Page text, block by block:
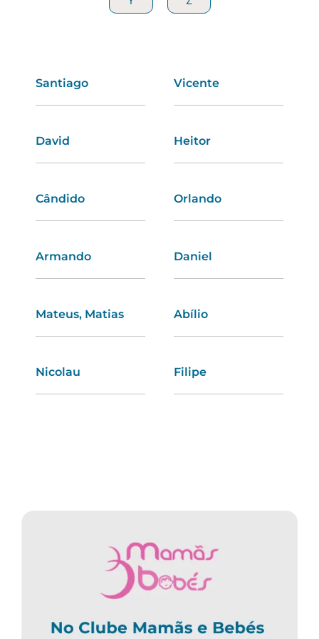
Santiago Vicente
David Heitor
Cândido Orlando
Armando Daniel
Mateus, Matias Abílio
Nicolau Filipe
Mafalda Solange
Rita Angelina
Bianca Bruna
Ivone Jacinta
Clarisse Susete
Alexandra Natália